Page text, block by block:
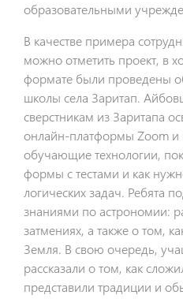
образовательными
В качестве примера
можно отметить проект, в
формате были проведены
школы села Заритап.
сверстникам из Заритапа
онлайн-платформы Zoom и
обучающие технологии,
формы с тестами и как
логических задач. Ребята
знаниями по астрономии:
затмениях, а также о том,
Земля. В свою очередь,
рассказали о том, как
представили традиции и